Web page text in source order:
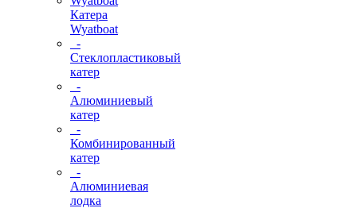
Катера
Wyatboat
-
Cтеклопластиковый
катер
-
Алюминиевый
катер
-
Комбинированный
катер
-
Алюминиевая
лодка